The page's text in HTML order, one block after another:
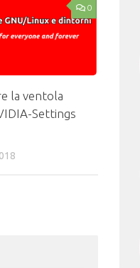
0
la ventola
Settings